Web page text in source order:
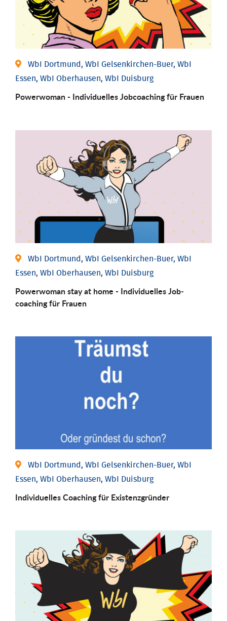
WbI Dortmund, WbI Gelsenkirchen-Buer, WbI
Essen, WbI Oberhausen, WbI Duisburg
Powerwoman - Individu­elles Job­coaching für Frauen
WbI Dortmund, WbI Gelsenkirchen-Buer, WbI
Essen, WbI Oberhausen, WbI Duisburg
Powerwoman stay at home - Individu­elles Job­
coaching für Frauen
WbI Dortmund, WbI Gelsenkirchen-Buer, WbI
Essen, WbI Oberhausen, WbI Duisburg
Individu­elles Coaching für Existenz­gründer